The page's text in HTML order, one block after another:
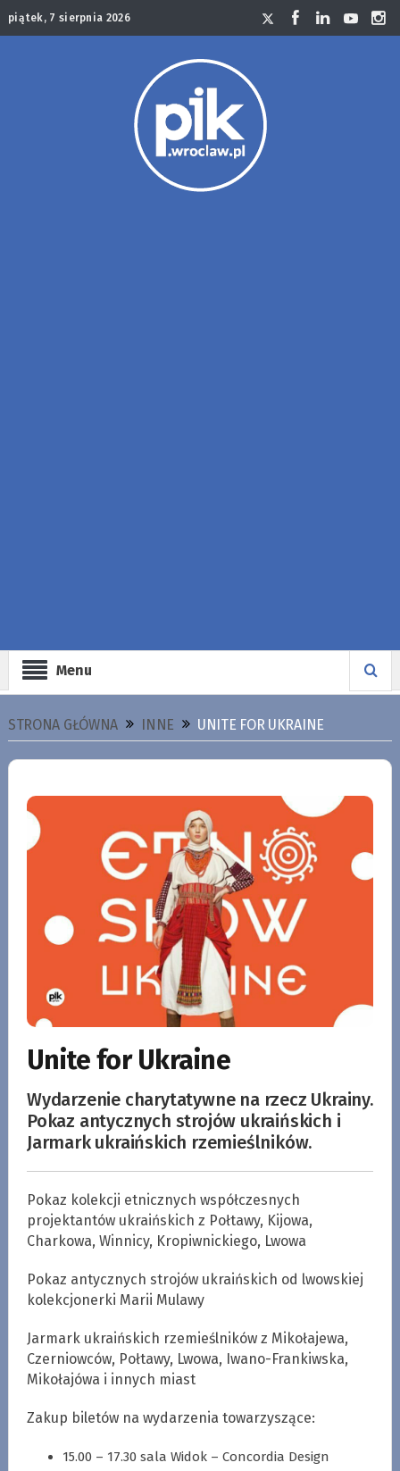
piątek, 7 sierpnia 2026
Menu
STRONA GŁÓWNA INNE UNITE FOR UKRAINE
Unite for Ukraine
Wydarzenie charytatywne na rzecz Ukrainy.
Pokaz antycznych strojów ukraińskich i
Jarmark ukraińskich rzemieślników.
Pokaz kolekcji etnicznych współczesnych
projektantów ukraińskich z Połtawy, Kijowa,
Charkowa, Winnicy, Kropiwnickiego, Lwowa
Pokaz antycznych strojów ukraińskich od lwowskiej
kolekcjonerki Marii Mulawy
Jarmark ukraińskich rzemieślników z Mikołajewa,
Czerniowców, Połtawy, Lwowa, Iwano-Frankiwska,
Mikołajówа i innych miast
Zakup biletów na wydarzenia towarzyszące:
15.00 – 17.30 sala Widok – Concordia Design